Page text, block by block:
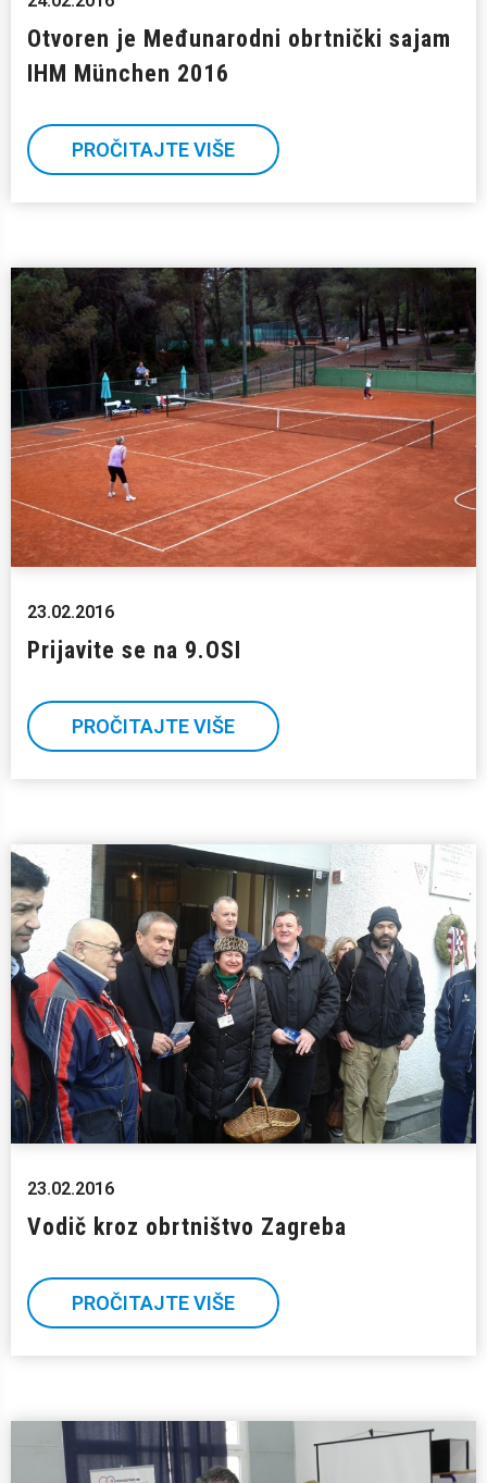
Otvoren je Međunarodni obrtnički sajam
IHM München 2016
PROČITAJTE VIŠE
23.02.2016
Prijavite se na 9.OSI
PROČITAJTE VIŠE
23.02.2016
Vodič kroz obrtništvo Zagreba
PROČITAJTE VIŠE